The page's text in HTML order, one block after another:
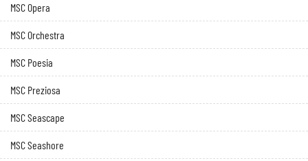
MSC Opera
MSC Orchestra
MSC Poesia
MSC Preziosa
MSC Seascape
MSC Seashore